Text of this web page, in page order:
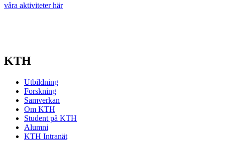
våra aktiviteter här
KTH
Utbildning
Forskning
Samverkan
Om KTH
Student på KTH
Alumni
KTH Intranät